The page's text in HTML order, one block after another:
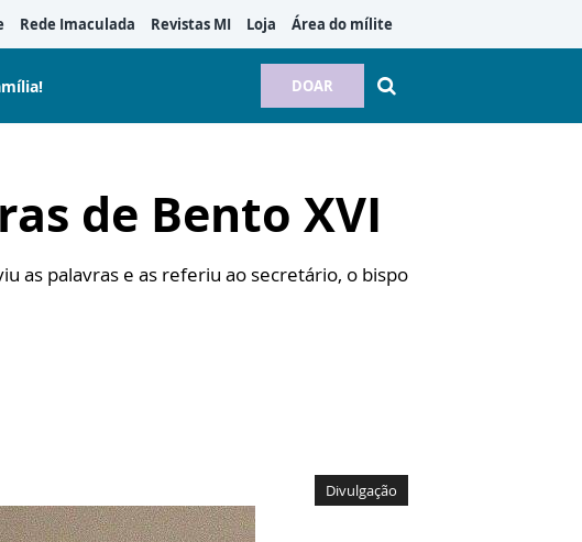
Rede Imaculada Revistas MI Loja Área do mílite
DOAR
de Bento XVI
as palavras e as referiu ao secretário, o bispo
Divulgação